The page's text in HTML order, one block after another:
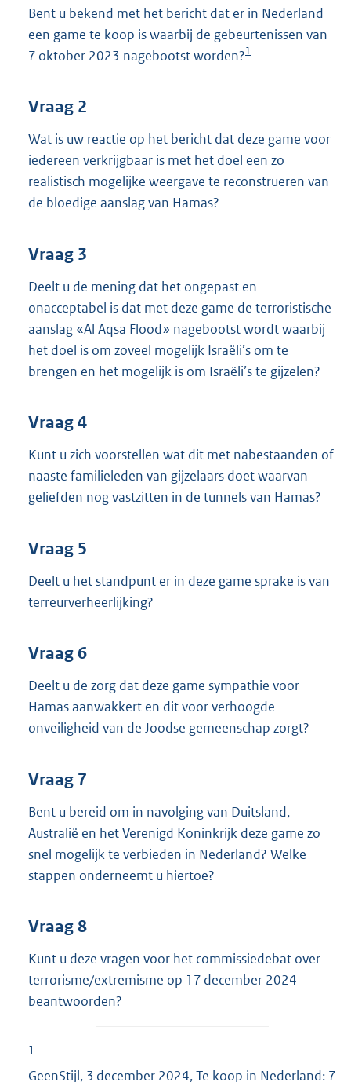
b
Bent u bekend met het bericht dat er in Nederland
een game te koop is waarbij de gebeurtenissen van
7 oktober 2023 nagebootst worden?1
Vraag 2
Wat is uw reactie op het bericht dat deze game voor
iedereen verkrijgbaar is met het doel een zo
realistisch mogelijke weergave te reconstrueren van
de bloedige aanslag van Hamas?
Vraag 3
Deelt u de mening dat het ongepast en
onacceptabel is dat met deze game de terroristische
aanslag «Al Aqsa Flood» nagebootst wordt waarbij
het doel is om zoveel mogelijk Israëli’s om te
brengen en het mogelijk is om Israëli’s te gijzelen?
Vraag 4
Kunt u zich voorstellen wat dit met nabestaanden of
naaste familieleden van gijzelaars doet waarvan
geliefden nog vastzitten in de tunnels van Hamas?
Vraag 5
Deelt u het standpunt er in deze game sprake is van
terreurverheerlijking?
Vraag 6
Deelt u de zorg dat deze game sympathie voor
Hamas aanwakkert en dit voor verhoogde
onveiligheid van de Joodse gemeenschap zorgt?
Vraag 7
Bent u bereid om in navolging van Duitsland,
Australië en het Verenigd Koninkrijk deze game zo
snel mogelijk te verbieden in Nederland? Welke
stappen onderneemt u hiertoe?
Vraag 8
Kunt u deze vragen voor het commissiedebat over
terrorisme/extremisme op 17 december 2024
beantwoorden?
1
GeenStijl, 3 december 2024, Te koop in Nederland: 7